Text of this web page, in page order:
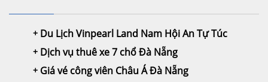
Du Lịch Vinpearl Land Nam Hội An Tự Túc
Dịch vụ thuê xe 7 chổ Đà Nẵng
Giá vé công viên Châu Á Đà Nẵng